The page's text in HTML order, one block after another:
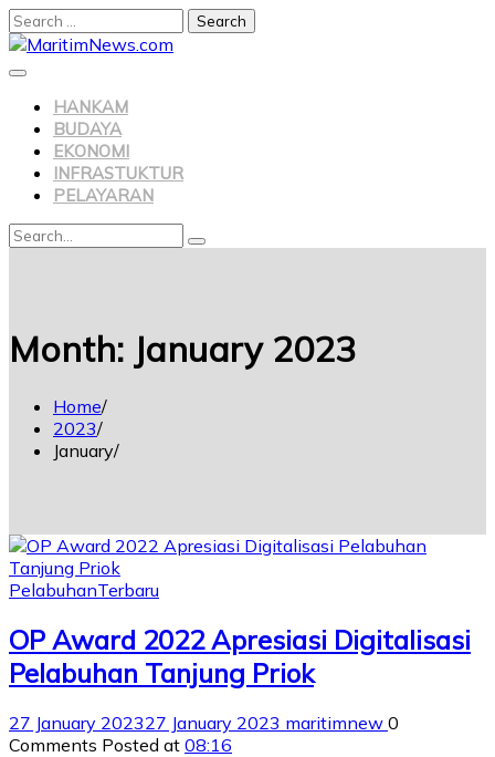
Search
for:
Skip
to
HANKAM
BUDAYA
EKONOMI
INFRASTUKTUR
PELAYARAN
Search
Search
Month: January 2023
Home
2023
January
PelabuhanTerbaru
OP Award 2022 Apresiasi Digitalisasi
Pelabuhan Tanjung Priok
27 January 202327 January 2023 maritimnew 0
Comments Posted at 08:16